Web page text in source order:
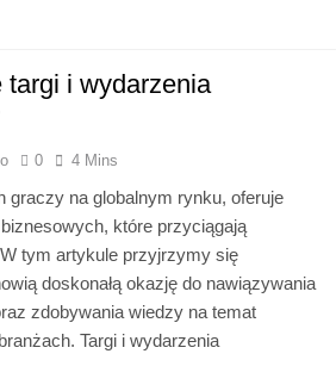
i wydarzenia
0 4 Mins
graczy na globalnym rynku, oferuje
które przyciągają
tym artykule przyjrzymy się
doskonałą okazję do nawiązywania
zdobywania wiedzy na temat
Targi i wydarzenia